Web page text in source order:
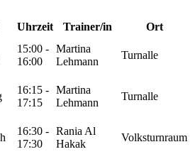
Uhrzeit Trainer/in
Ort
15:00 -
16:00
Martina
Lehmann
Turnalle
16:15 -
17:15
Martina
Lehmann
Turnalle
16:30 -
17:30
Rania Al
Hakak
Volksturnraum